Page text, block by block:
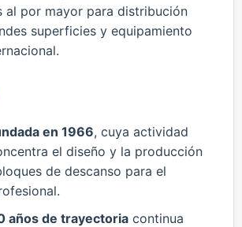
al por mayor para distribución
superficies y equipamiento
en 1966, cuya actividad
el diseño y la producción
de descanso para el
años de trayectoria continua